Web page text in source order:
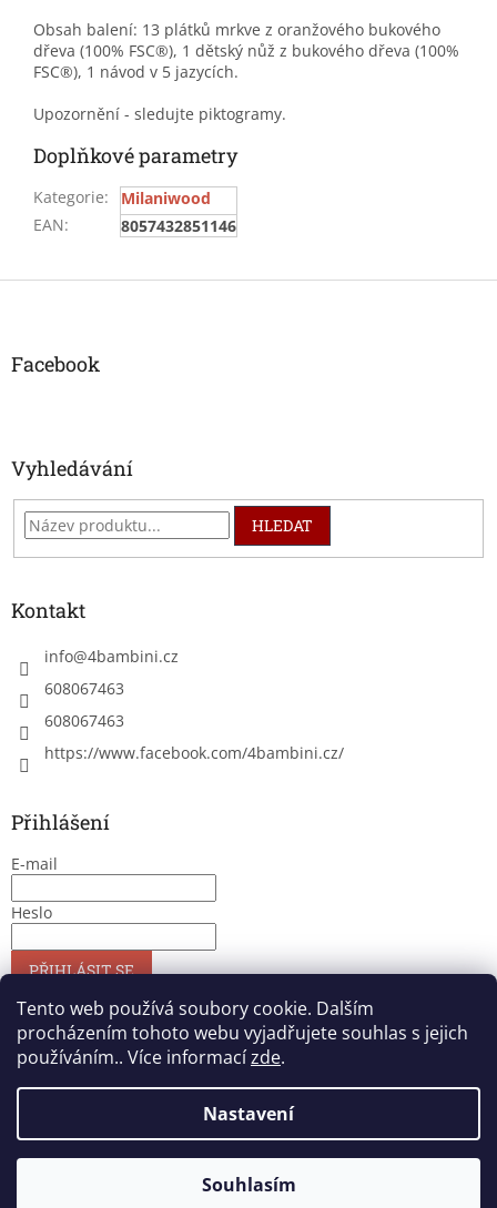
Tento web používá soubory cookie. Dalším
procházením tohoto webu vyjadřujete souhlas s jejich
používáním.. Více informacízde.
Nastavení
Souhlasím
Obsah balení: 13 plátků mrkve z oranžového bukového
dřeva (100% FSC®), 1 dětský nůž z bukového dřeva (100%
FSC®), 1 návod v 5 jazycích.
Upozornění - sledujte piktogramy.
Doplňkové parametry
Kategorie:
Milaniwood
EAN: 8057432851146
Z
Facebook
Vyhledávání
HLEDAT
Kontakt
info@4bambini.cz
608067463
608067463
https://www.facebook.com/4bambini.cz/
Přihlášení
E-mail
Heslo
PŘIHLÁSIT SE
Nová registraceZapomenuté heslo
nastavení cookies